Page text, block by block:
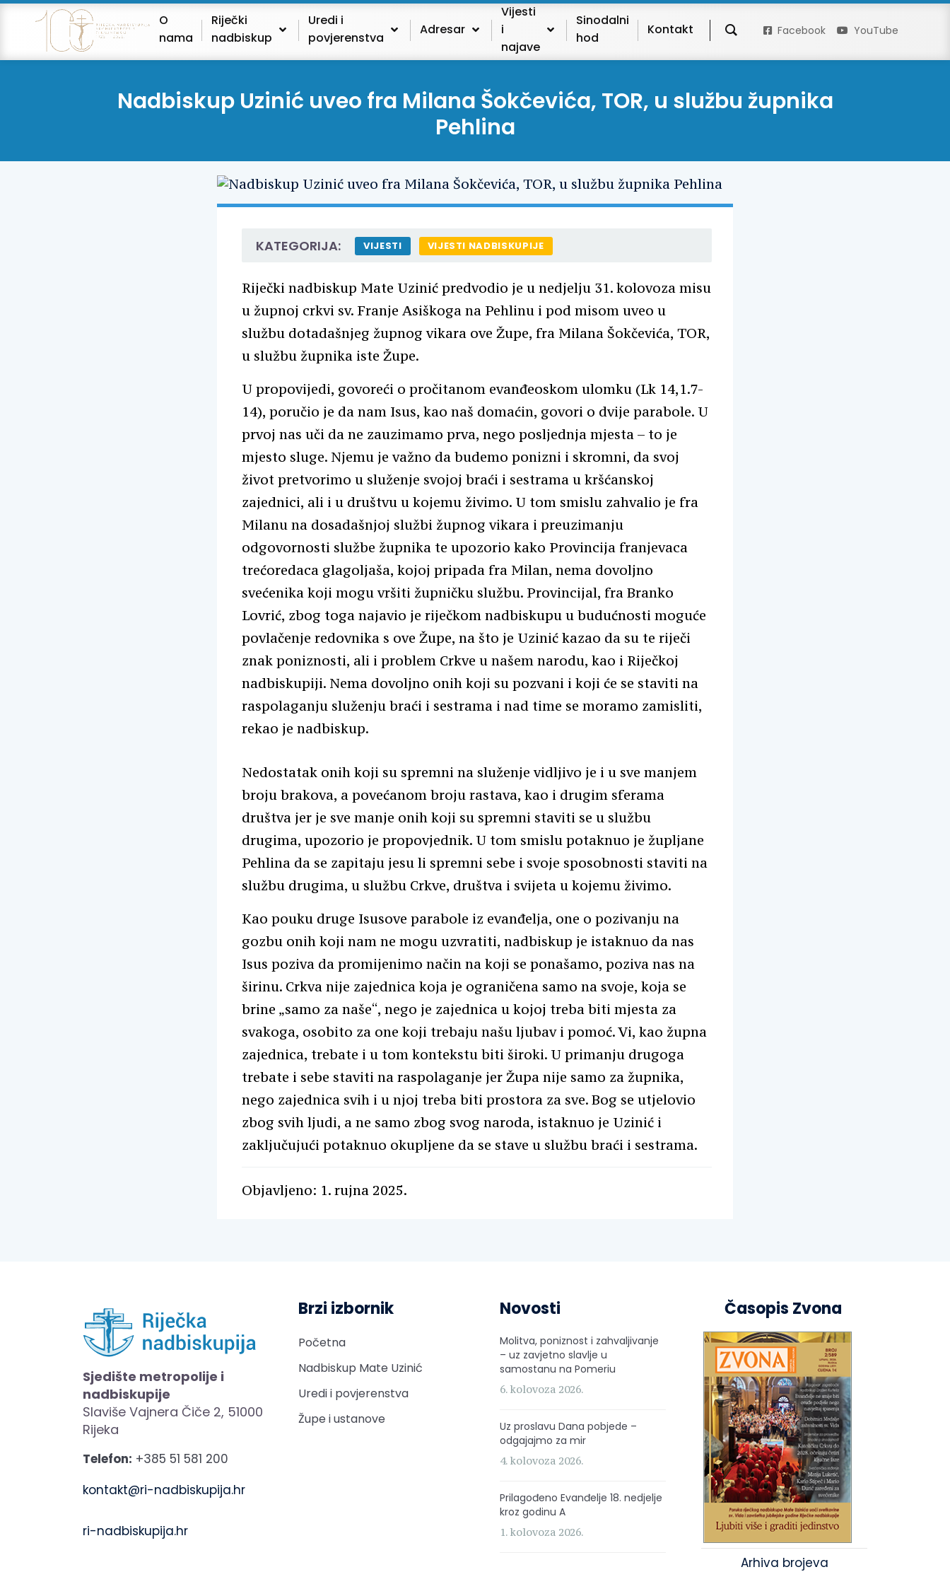
O
nama
Riječki
nadbiskup
Uredi i
povjerenstva
Adresar
Vijesti
i
najave
Sinodalni
hod
Kontakt Facebook YouTube
Nadbiskup Uzinić uveo fra Milana Šokčevića, TOR, u službu župnika
Pehlina
KATEGORIJA: VIJESTI VIJESTI NADBISKUPIJE
Riječki nadbiskup Mate Uzinić predvodio je u nedjelju 31. kolovoza misu
u župnoj crkvi sv. Franje Asiškoga na Pehlinu i pod misom uveo u
službu dotadašnjeg župnog vikara ove Župe, fra Milana Šokčevića, TOR,
u službu župnika iste Župe.
U propovijedi, govoreći o pročitanom evanđeoskom ulomku (Lk 14,1.7-
14), poručio je da nam Isus, kao naš domaćin, govori o dvije parabole. U
prvoj nas uči da ne zauzimamo prva, nego posljednja mjesta – to je
mjesto sluge. Njemu je važno da budemo ponizni i skromni, da svoj
život pretvorimo u služenje svojoj braći i sestrama u kršćanskoj
zajednici, ali i u društvu u kojemu živimo. U tom smislu zahvalio je fra
Milanu na dosadašnjoj službi župnog vikara i preuzimanju
odgovornosti službe župnika te upozorio kako Provincija franjevaca
trećoredaca glagoljaša, kojoj pripada fra Milan, nema dovoljno
svećenika koji mogu vršiti župničku službu. Provincijal, fra Branko
Lovrić, zbog toga najavio je riječkom nadbiskupu u budućnosti moguće
povlačenje redovnika s ove Župe, na što je Uzinić kazao da su te riječi
znak poniznosti, ali i problem Crkve u našem narodu, kao i Riječkoj
nadbiskupiji. Nema dovoljno onih koji su pozvani i koji će se staviti na
raspolaganju služenju braći i sestrama i nad time se moramo zamisliti,
rekao je nadbiskup.
Nedostatak onih koji su spremni na služenje vidljivo je i u sve manjem
broju brakova, a povećanom broju rastava, kao i drugim sferama
društva jer je sve manje onih koji su spremni staviti se u službu
drugima, upozorio je propovjednik. U tom smislu potaknuo je župljane
Pehlina da se zapitaju jesu li spremni sebe i svoje sposobnosti staviti na
službu drugima, u službu Crkve, društva i svijeta u kojemu živimo.
Kao pouku druge Isusove parabole iz evanđelja, one o pozivanju na
gozbu onih koji nam ne mogu uzvratiti, nadbiskup je istaknuo da nas
Isus poziva da promijenimo način na koji se ponašamo, poziva nas na
širinu. Crkva nije zajednica koja je ograničena samo na svoje, koja se
brine „samo za naše“, nego je zajednica u kojoj treba biti mjesta za
svakoga, osobito za one koji trebaju našu ljubav i pomoć. Vi, kao župna
zajednica, trebate i u tom kontekstu biti široki. U primanju drugoga
trebate i sebe staviti na raspolaganje jer Župa nije samo za župnika,
nego zajednica svih i u njoj treba biti prostora za sve. Bog se utjelovio
zbog svih ljudi, a ne samo zbog svog naroda, istaknuo je Uzinić i
zaključujući potaknuo okupljene da se stave u službu braći i sestrama.
Objavljeno: 1. rujna 2025.
Sjedište metropolije i
nadbiskupije
Slaviše Vajnera Čiče 2, 51000
Rijeka
Telefon: +385 51 581 200
kontakt@ri-nadbiskupija.hr
ri-nadbiskupija.hr
Brzi izbornik
Početna
Nadbiskup Mate Uzinić
Uredi i povjerenstva
Župe i ustanove
Novosti
Molitva, poniznost i zahvaljivanje
– uz zavjetno slavlje u
samostanu na Pomeriu
6. kolovoza 2026.
Uz proslavu Dana pobjede –
odgajajmo za mir
4. kolovoza 2026.
Prilagođeno Evanđelje 18. nedjelje
kroz godinu A
1. kolovoza 2026.
Časopis Zvona
Arhiva brojeva